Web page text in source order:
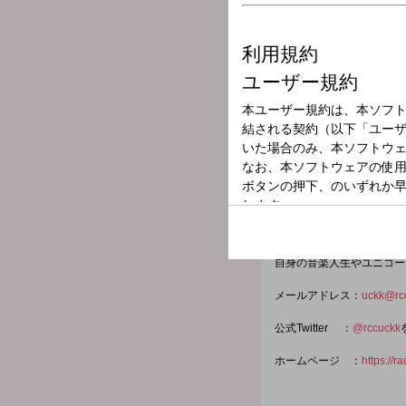
放送局
放送時間
2025年11月5
番組名
かわにしんち
自身の音楽人生やユニコ
メールアドレス：
公式Twitter ： @rccuckk
ホームページ ： https://